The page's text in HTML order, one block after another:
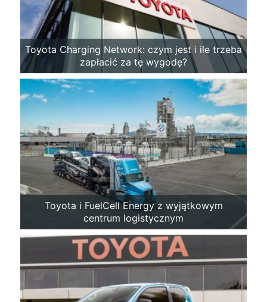
Toyota Charging Network: czym jest i ile trzeba
zapłacić za tę wygodę?
Toyota i FuelCell Energy z wyjątkowym
centrum logistycznym